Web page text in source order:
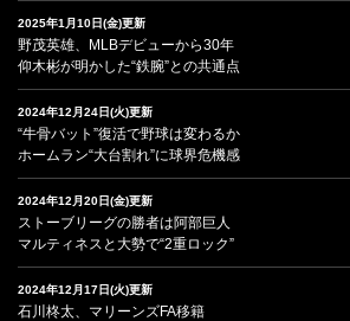
2025年1月10日(金)更新
野茂英雄、MLBデビューから30年
仰木彬が明かした“鉄腕”との共通点
2024年12月24日(火)更新
“牛骨バット”復活で野球は変わるか
ホームラン“大台割れ”に球界危機感
2024年12月20日(金)更新
ストーブリーグの勝者は阿部巨人
マルティネスと大勢で“2重ロック”
2024年12月17日(火)更新
石川柊太、マリーンズFA移籍